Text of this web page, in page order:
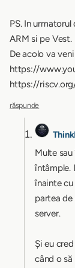
PS. In
ARM si pe Vest.
De acolo va
https://
https://
răspunde
Multe
întâmple.
înainte
partea
server.
Și eu
când o